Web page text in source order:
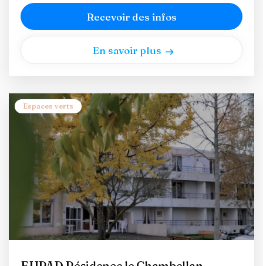
Recevoir des infos
En savoir plus
Espaces verts